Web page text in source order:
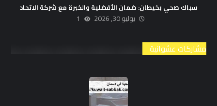
سباك صحي بخيطان: ضمان الأفضلية والخبرة مع شركة الاتحاد
يوليو 30, 2026 1
مشاركات عشوائية